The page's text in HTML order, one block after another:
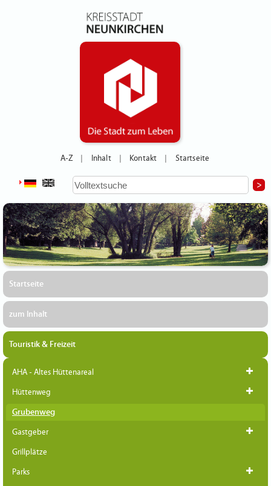
A-Z Inhalt Kontakt Startseite
Startseite
zum Inhalt
Touristik & Freizeit
AHA - Altes Hüttenareal
Hüttenweg
Grubenweg
Gastgeber
Grillplätze
Parks